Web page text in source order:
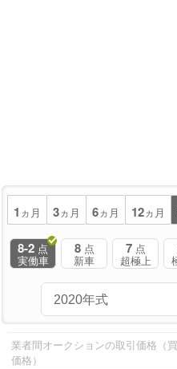
1 ヵ月 3ヵ月 6ヵ月 12ヵ月
8-2 点
実働車
8 点
新車
7 点
超極上
業者間オークションの取引価格（
価格）